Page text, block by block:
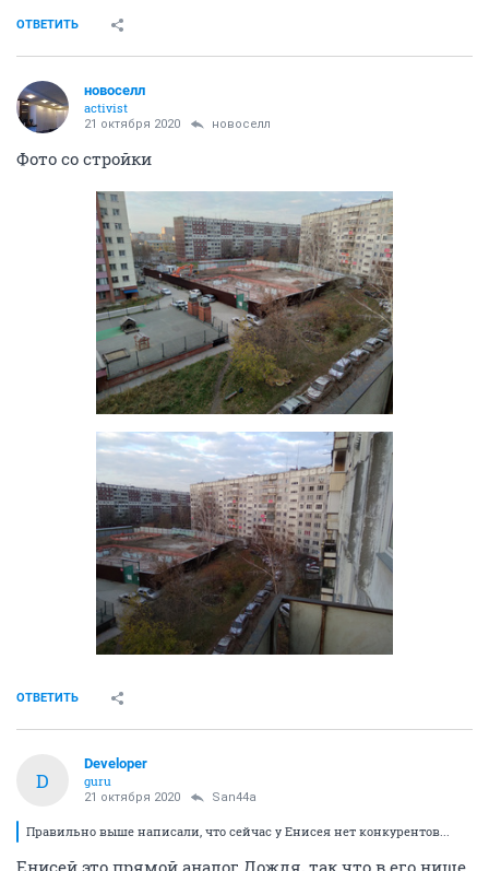
ОТВЕТИТЬ
новоселл
activist
21 октября 2020 новоселл
Фото со стройки
ОТВЕТИТЬ
D
Developer
guru
21 октября 2020 San44a
Правильно выше написали, что сейчас у Енисея нет конкурентов...
Енисей это прямой аналог Дождя, так что в его нише